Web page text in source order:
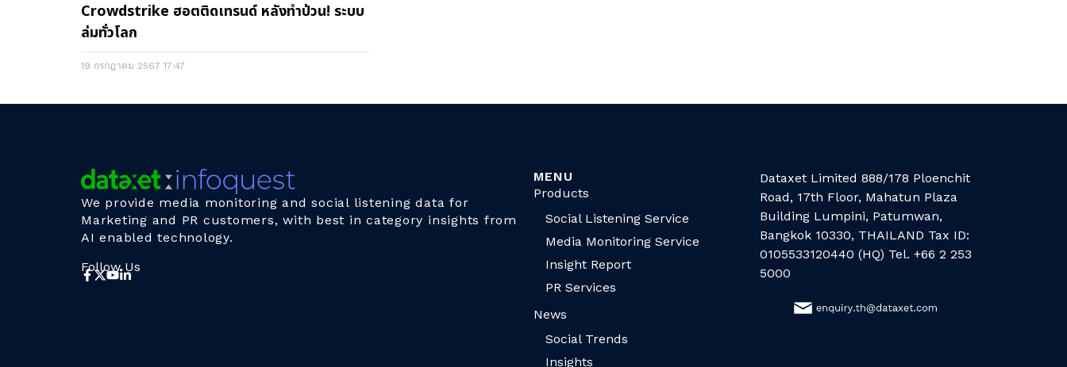
Crowdstrike ฮอตติดเทรนด์ หลังทำป่วน! ระบบ
ล่มทั่วโลก
19 กรกฎาคม 2567 17:47
We provide media monitoring and social listening data for
Marketing and PR customers, with best in category insights from
AI enabled technology.
Follow Us
MENU
Products
Social Listening Service
Media Monitoring Service
Insight Report
PR Services
News
Social Trends
Insights
Dataxet Limited 888/178 Ploenchit
Road, 17th Floor, Mahatun Plaza
Building Lumpini, Patumwan,
Bangkok 10330, THAILAND Tax ID:
0105533120440 (HQ) Tel. +66 2 253
5000